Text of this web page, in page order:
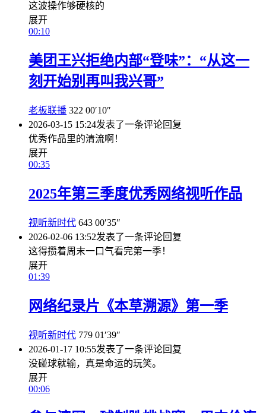
这波操作够硬核的
展开
00:10
美团王兴拒绝内部“登味”：“从这一
刻开始别再叫我兴哥”
老板联播 322 00′10″
2026-03-15 15:24发表了一条评论回复
优秀作品里的清流啊！
展开
00:35
2025年第三季度优秀网络视听作品
视听新时代 643 00′35″
2026-02-06 13:52发表了一条评论回复
这得攒着周末一口气看完第一季！
展开
01:39
网络纪录片《本草溯源》第一季
视听新时代 779 01′39″
2026-01-17 10:55发表了一条评论回复
没碰球就输，真是命运的玩笑。
展开
00:06